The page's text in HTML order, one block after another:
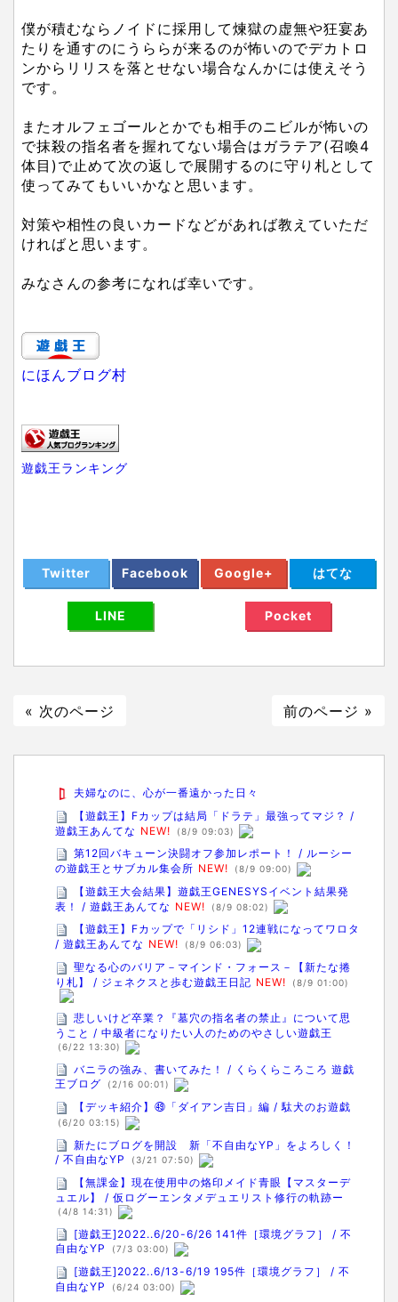
僕が積むならノイドに採用して煉獄の虚無や狂宴あ
たりを通すのにうららが来るのが怖いのでデカトロ
ンからリリスを落とせない場合なんかには使えそう
です。
またオルフェゴールとかでも相手のニビルが怖いの
で抹殺の指名者を握れてない場合はガラテア(召喚4
体目)で止めて次の返しで展開するのに守り札として
使ってみてもいいかなと思います。
対策や相性の良いカードなどがあれば教えていただ
ければと思います。
みなさんの参考になれば幸いです。
にほんブログ村
遊戯王ランキング
Twitter Facebook Google+ はてな
LINE Pocket
« 次のページ 前のページ »
夫婦なのに、心が一番遠かった日々
【遊戯王】Fカップは結局「ドラテ」最強ってマジ？ /
遊戯王あんてな NEW! (8/9 09:03)
第12回バキューン決闘オフ参加レポート！ / ルーシー
の遊戯王とサブカル集会所 NEW! (8/9 09:00)
【遊戯王大会結果】遊戯王GENESYSイベント結果発
表！ / 遊戯王あんてな NEW! (8/9 08:02)
【遊戯王】Fカップで「リシド」12連戦になってワロタ
/ 遊戯王あんてな NEW! (8/9 06:03)
聖なる心のバリア－マインド・フォース－【新たな捲
り札】 / ジェネクスと歩む遊戯王日記 NEW! (8/9 01:00)
悲しいけど卒業？『墓穴の指名者の禁止』について思
うこと / 中級者になりたい人のためのやさしい遊戯王
(6/22 13:30)
バニラの強み、書いてみた！ / くらくらころころ 遊戯
王ブログ
(2/16 00:01)
【デッキ紹介】㊾「ダイアン吉日」編 / 駄犬のお遊戯
(6/20 03:15)
新たにブログを開設 新「不自由なYP」をよろしく！
/ 不自由なYP
(3/21 07:50)
【無課金】現在使用中の烙印メイド青眼【マスターデ
ュエル】 / 仮ログーエンタメデュエリスト修行の軌跡ー
(4/8 14:31)
[遊戯王]2022..6/20-6/26 141件［環境グラフ］ / 不
自由なYP
(7/3 03:00)
[遊戯王]2022..6/13-6/19 195件［環境グラフ］ / 不
自由なYP
(6/24 03:00)